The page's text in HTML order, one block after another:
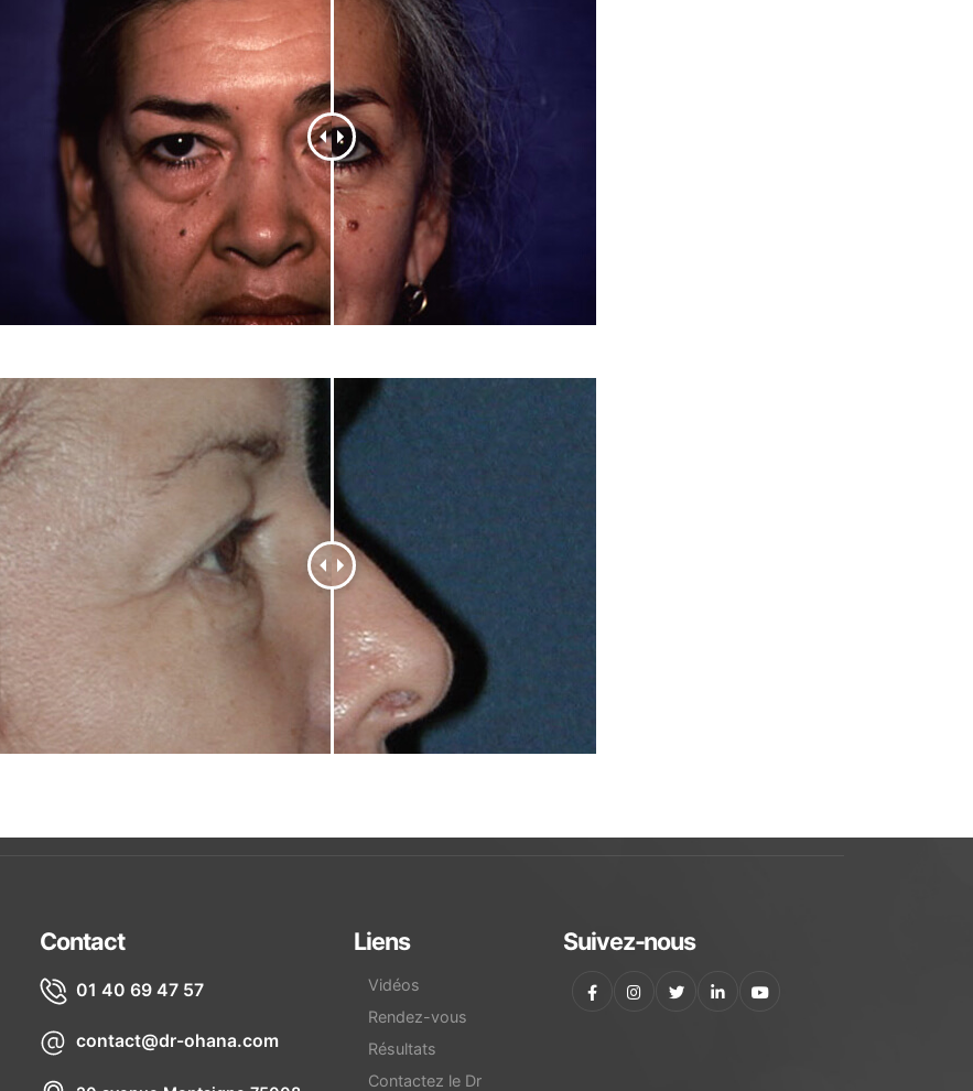
Contact
01 40 69 47 57
contact@dr-ohana.com
Liens
Vidéos
Rendez-vous
Résultats
Contactez le Dr
Suivez-nous